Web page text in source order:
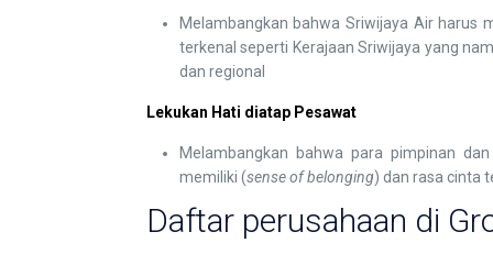
Melambangkan bahwa Sriwijaya Air harus
terkenal seperti Kerajaan Sriwijaya yang
dan regional
Lekukan Hati diatap Pesawat
Melambangkan bahwa para pimpinan
memiliki (sense of belonging) dan rasa cinta
Daftar perusahaan di